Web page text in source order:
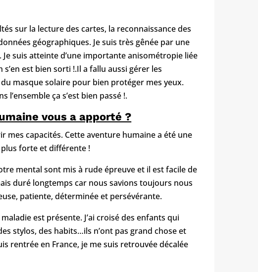
sur la lecture des cartes, la reconnaissance des
géographiques. Je suis très gênée par une
suis atteinte d’une importante anisométropie liée
est bien sorti !.Il a fallu aussi gérer les
masque solaire pour bien protéger mes yeux.
ça s’est bien passé !.
vous a apporté ?
mes capacités. Cette aventure humaine a été une
plus forte et différente !
mental sont mis à rude épreuve et il est facile de
duré longtemps car nous savions toujours nous
patiente, déterminée et persévérante.
est présente. J’ai croisé des enfants qui
stylos, des habits…ils n’ont pas grand chose et
rentrée en France, je me suis retrouvée décalée